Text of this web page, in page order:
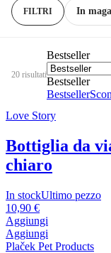
FILTRI In
20 risultati
Bestseller
Bestseller
Bestseller
Love Story
Bottiglia da
chiaro
In stockUltimo pezzo
10,90 €
Aggiungi
Aggiungi
Plaček Pet Products